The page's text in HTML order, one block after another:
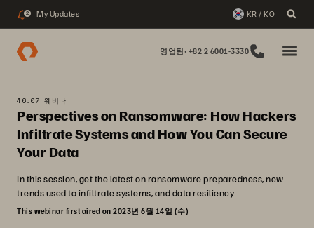
2 My Updates KR / KO
영업팀: +82 2 6001-3330
46:07 웨비나
Perspectives on Ransomware: How Hackers
Infiltrate Systems and How You Can Secure
Your Data
In this session, get the latest on ransomware preparedness, new
trends used to infiltrate systems, and data resiliency.
This webinar first aired on 2023년 6월 14일 (수)